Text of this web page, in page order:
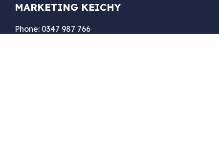
MARKETING KEICHY
Phone: 0347 987 766